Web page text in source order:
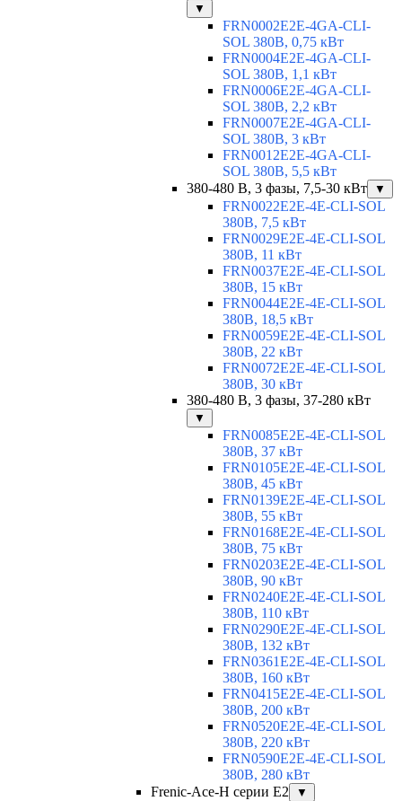
▼
FRN0002E2E-4GA-CLI-
SOL 380В, 0,75 кВт
FRN0004E2E-4GA-CLI-
SOL 380В, 1,1 кВт
FRN0006E2E-4GA-CLI-
SOL 380В, 2,2 кВт
FRN0007E2E-4GA-CLI-
SOL 380В, 3 кВт
FRN0012E2E-4GA-CLI-
SOL 380В, 5,5 кВт
380-480 В, 3 фазы, 7,5-30 кВт
▼
FRN0022E2E-4E-CLI-SOL
380В, 7,5 кВт
FRN0029E2E-4E-CLI-SOL
380В, 11 кВт
FRN0037E2E-4E-CLI-SOL
380В, 15 кВт
FRN0044E2E-4E-CLI-SOL
380В, 18,5 кВт
FRN0059E2E-4E-CLI-SOL
380В, 22 кВт
FRN0072E2E-4E-CLI-SOL
380В, 30 кВт
380-480 В, 3 фазы, 37-280 кВт
▼
FRN0085E2E-4E-CLI-SOL
380В, 37 кВт
FRN0105E2E-4E-CLI-SOL
380В, 45 кВт
FRN0139E2E-4E-CLI-SOL
380В, 55 кВт
FRN0168E2E-4E-CLI-SOL
380В, 75 кВт
FRN0203E2E-4E-CLI-SOL
380В, 90 кВт
FRN0240E2E-4E-CLI-SOL
380В, 110 кВт
FRN0290E2E-4E-CLI-SOL
380В, 132 кВт
FRN0361E2E-4E-CLI-SOL
380В, 160 кВт
FRN0415E2E-4E-CLI-SOL
380В, 200 кВт
FRN0520E2E-4E-CLI-SOL
380В, 220 кВт
FRN0590E2E-4E-CLI-SOL
380В, 280 кВт
Frenic-Ace-H серии E2
▼